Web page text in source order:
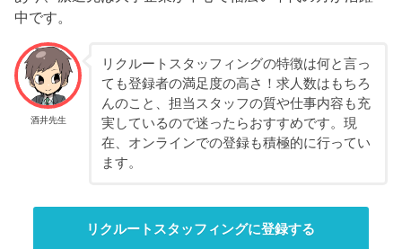
中です。
酒井先生
リクルートスタッフィングの特徴は何と言っ
ても登録者の満足度の高さ！求人数はもちろ
んのこと、担当スタッフの質や仕事内容も充
実しているので迷ったらおすすめです。現
在、オンラインでの登録も積極的に行ってい
ます。
リクルートスタッフィングに登録する